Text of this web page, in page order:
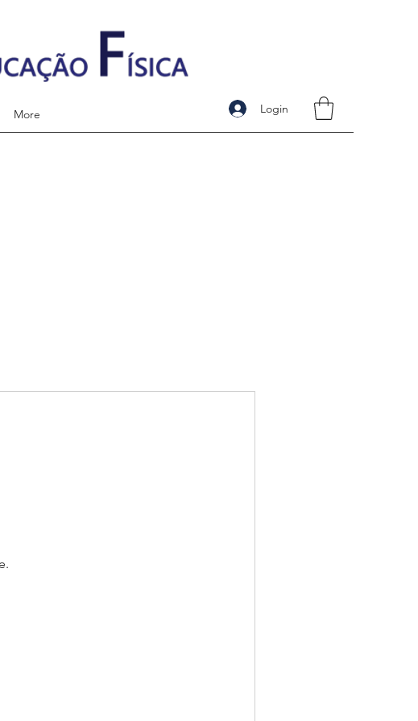
More Login